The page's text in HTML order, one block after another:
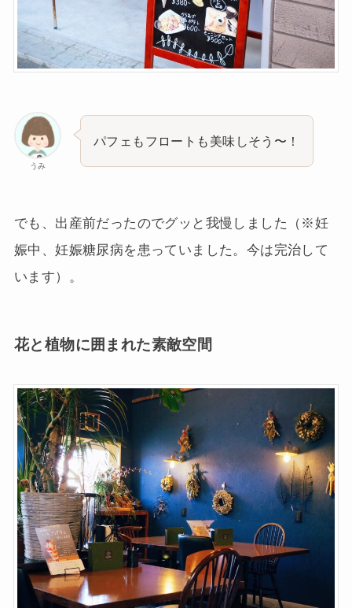
うみ
パフェもフロートも美味しそう〜！
でも、出産前だったのでグッと我慢しました（※妊
娠中、妊娠糖尿病を患っていました。今は完治して
います）。
花と植物に囲まれた素敵空間